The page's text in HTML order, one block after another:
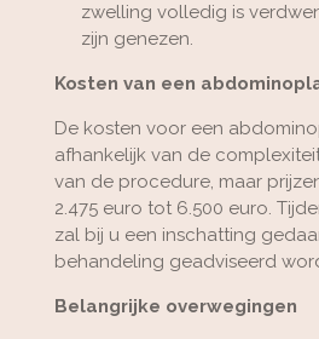
zwelling volledig is
zijn genezen.
Kosten van een
De kosten voor een
afhankelijk van de
van de procedure, maar
2.475 euro tot 6.500 euro.
zal bij u een inschatting
behandeling geadviseerd
Belangrijke overwegingen